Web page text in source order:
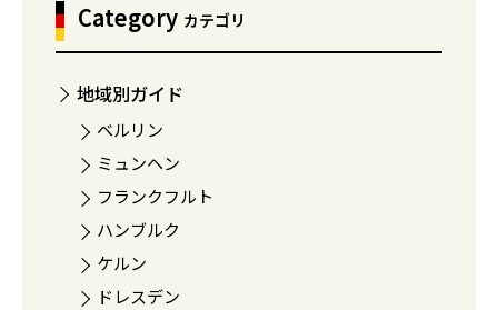
Category カテゴリ
地域別ガイド
ベルリン
ミュンヘン
フランクフルト
ハンブルク
ケルン
ドレスデン